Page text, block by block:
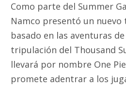
Como parte del Summer
Namco presentó un nuevo
basado en las aventuras
tripulación del Thousand
llevará por nombre One
promete adentrar a los